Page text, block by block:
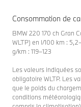
Consommation de
BMW 220 170 ch Gran
WLTP) en l/100 km :
g/km : 119–123
Les valeurs indiquées
obligatoire WLTP. Les
que le poids du
conditions